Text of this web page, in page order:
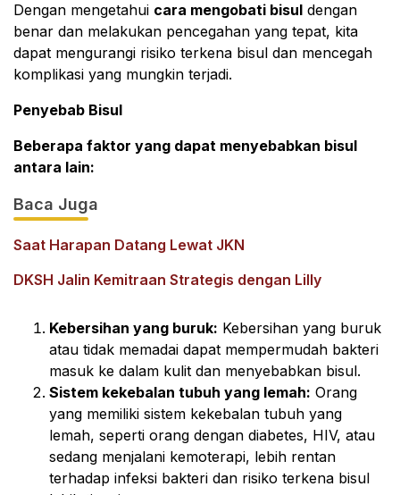
Dengan mengetahui cara mengobati bisul dengan
benar dan melakukan pencegahan yang tepat, kita
dapat mengurangi risiko terkena bisul dan mencegah
komplikasi yang mungkin terjadi.
Penyebab Bisul
Beberapa faktor yang dapat menyebabkan bisul
antara lain:
Baca Juga
Saat Harapan Datang Lewat JKN
DKSH Jalin Kemitraan Strategis dengan Lilly
Kebersihan yang buruk: Kebersihan yang buruk
atau tidak memadai dapat mempermudah bakteri
masuk ke dalam kulit dan menyebabkan bisul.
Sistem kekebalan tubuh yang lemah: Orang
yang memiliki sistem kekebalan tubuh yang
lemah, seperti orang dengan diabetes, HIV, atau
sedang menjalani kemoterapi, lebih rentan
terhadap infeksi bakteri dan risiko terkena bisul